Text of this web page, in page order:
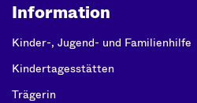
Information
Kinder-, Jugend- und Familienhilfe
Kindertagesstätten
Trägerin